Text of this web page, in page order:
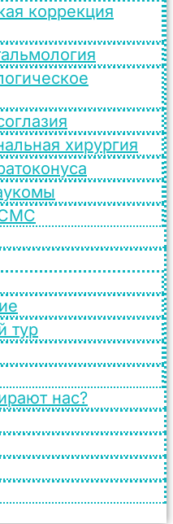
коррекция
хирургия
тур
нас?